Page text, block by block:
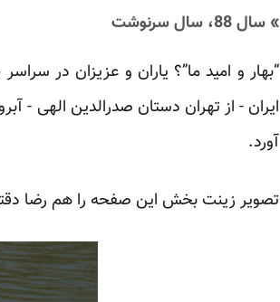
» سال 88، سال سرنوشت
“بهار و امید ما”؟ یاران و عزیزان در
ایران - از تهران دستان صدرالدین الهی -
آورد.‏
تصویر زینت بخش این صفحه را هم رضا